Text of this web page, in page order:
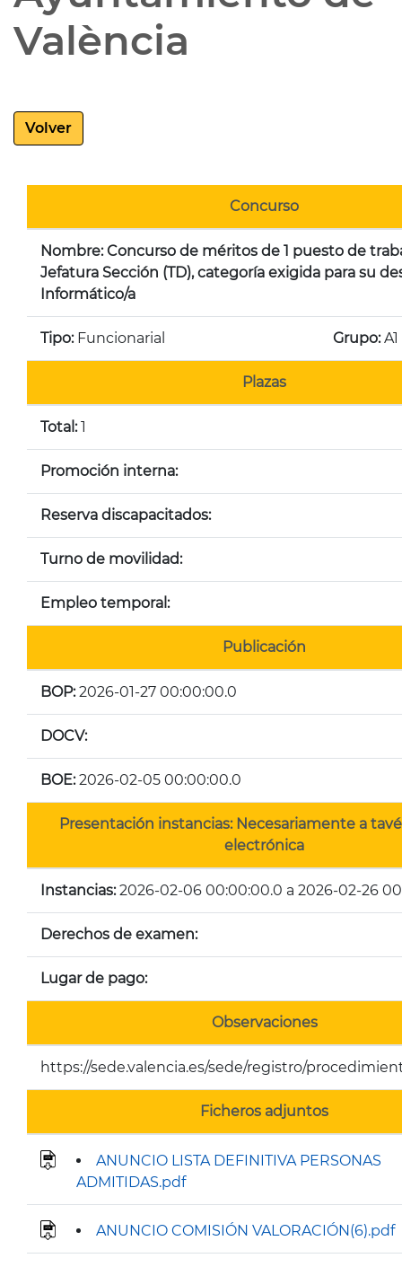
València
Volver
Concurso
Nombre: Concurso de méritos de 1 puesto de
Jefatura Sección (TD), categoría exigida para su
Informático/a
Tipo:Funcionarial Grupo:A1
Plazas
Total:1
Promoción interna:
Reserva discapacitados:
Turno de movilidad:
Empleo temporal:
Publicación
BOP:2026-01-27 00:00:00.0
DOCV:
BOE:2026-02-05 00:00:00.0
Presentación instancias: Necesariamente a
electrónica
Instancias:2026-02-06 00:00:00.0 a 2026-02-26
Derechos de examen:
Lugar de pago:
Observaciones
https://sede.valencia.es/sede/registro/
Ficheros adjuntos
ANUNCIO LISTA DEFINITIVA PERSONAS
ADMITIDAS.pdf
ANUNCIO COMISIÓN VALORACIÓN(6).pdf